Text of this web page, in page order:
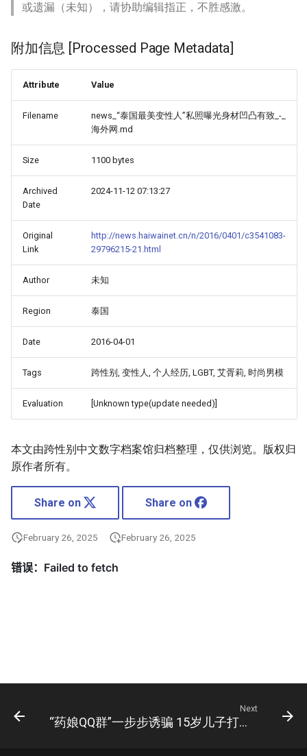
或遗漏（未知），请协助编辑指正，不胜感激。
附加信息 [Processed Page Metadata]
Attribute Value
Filename
news_“泰国最美变性人”私照曝光身材凹凸有致_-_
海外网.md
Size 1100 bytes
Archived
Date
2024-11-12 07:13:27
Original
Link
http://news.haiwainet.cn/n/2016/0401/c3541083-
29796215-21.html
Author 未知
Region 泰国
Date 2016-04-01
Tags 跨性别, 变性人, 个人经历, LGBT, 艾胥莉, 时尚男模
Evaluation [Unknown type(update needed)]
本文由跨性别中文数字档案馆归档整理，仅供浏览。版权归
原作者所有。
Share on Share on
February 26, 2025 February 26, 2025
Next
“药娘QQ群”一步步诱骗 15岁儿子打针吃药“变性”